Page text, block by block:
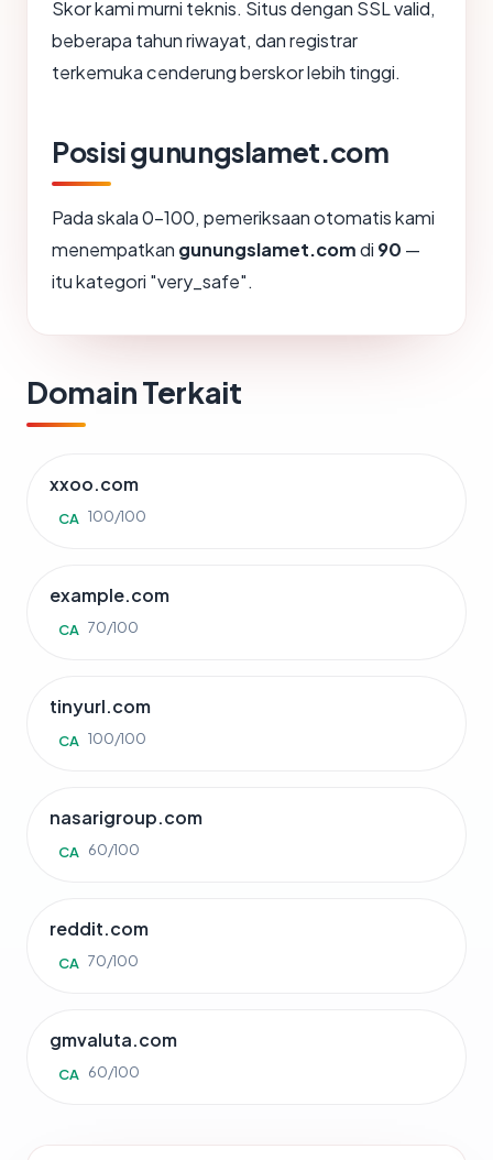
Skor kami murni teknis. Situs dengan SSL valid,
beberapa tahun riwayat, dan registrar
terkemuka cenderung berskor lebih tinggi.
Posisi gunungslamet.com
Pada skala 0-100, pemeriksaan otomatis kami
menempatkan gunungslamet.comdi 90 —
itu kategori "very_safe".
Domain Terkait
xxoo.com
CA 100/100
example.com
CA 70/100
tinyurl.com
CA 100/100
nasarigroup.com
CA 60/100
reddit.com
CA 70/100
gmvaluta.com
CA 60/100